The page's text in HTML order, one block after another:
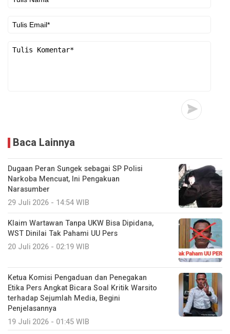
Baca Lainnya
Dugaan Peran Sungek sebagai SP Polisi
Narkoba Mencuat, Ini Pengakuan
Narasumber
29 Juli 2026 - 14:54 WIB
Klaim Wartawan Tanpa UKW Bisa Dipidana,
WST Dinilai Tak Pahami UU Pers
20 Juli 2026 - 02:19 WIB
Ketua Komisi Pengaduan dan Penegakan
Etika Pers Angkat Bicara Soal Kritik Warsito
terhadap Sejumlah Media, Begini
Penjelasannya
19 Juli 2026 - 01:45 WIB